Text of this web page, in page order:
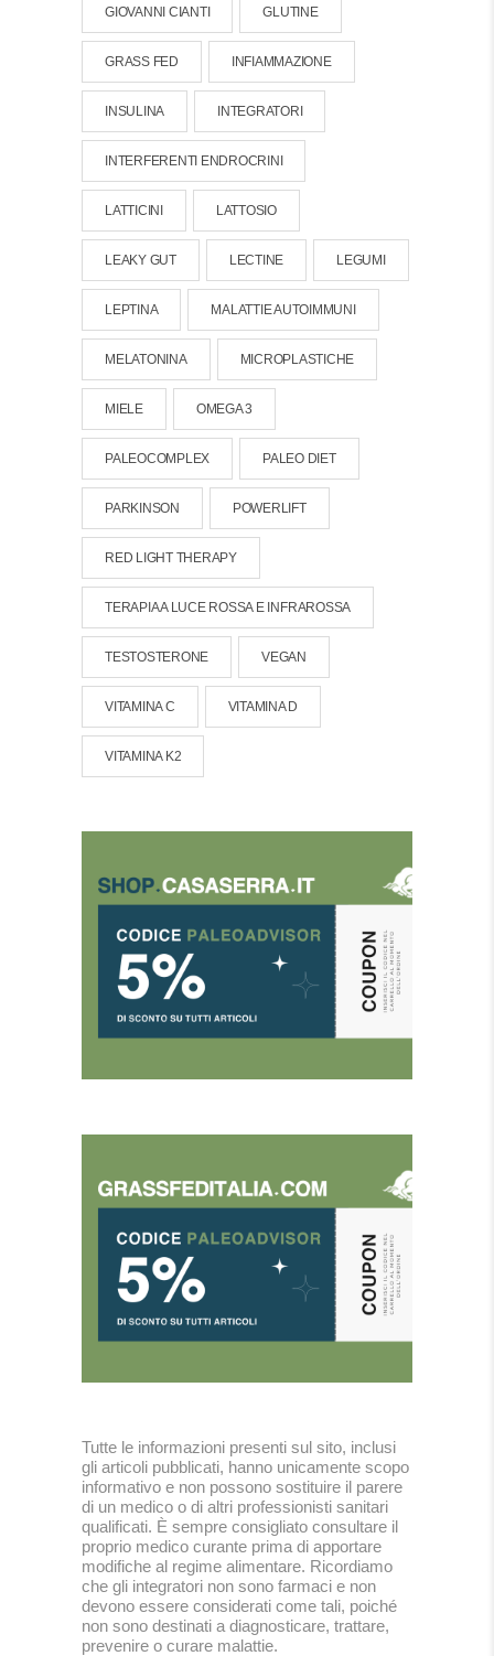
GIOVANNI CIANTI GLUTINE
GRASS FED INFIAMMAZIONE
INSULINA INTEGRATORI
INTERFERENTI ENDROCRINI
LATTICINI LATTOSIO
LEAKY GUT LECTINE LEGUMI
LEPTINA MALATTIE AUTOIMMUNI
MELATONINA MICROPLASTICHE
MIELE OMEGA 3
PALEOCOMPLEX PALEO DIET
PARKINSON POWERLIFT
RED LIGHT THERAPY
TERAPIA A LUCE ROSSA E INFRAROSSA
TESTOSTERONE VEGAN
VITAMINA C VITAMINA D
VITAMINA K2
Tutte le informazioni presenti sul sito, inclusi
gli articoli pubblicati, hanno unicamente scopo
informativo e non possono sostituire il parere
di un medico o di altri professionisti sanitari
qualificati. È sempre consigliato consultare il
proprio medico curante prima di apportare
modifiche al regime alimentare. Ricordiamo
che gli integratori non sono farmaci e non
devono essere considerati come tali, poiché
non sono destinati a diagnosticare, trattare,
prevenire o curare malattie.